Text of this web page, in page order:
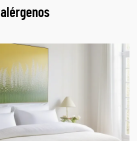
alérgenos